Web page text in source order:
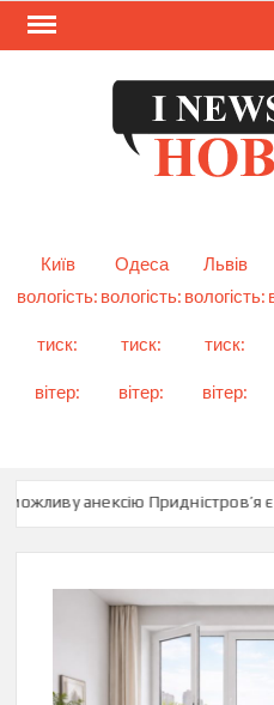
Skip
Київ
Одеса Львів
вологість:
тиск:
вітер:
вологість:
тиск:
вітер:
вологість:
тиск:
вітер:
анексію Придністров’я є